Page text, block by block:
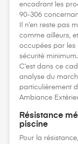
encadrant les
90-306
Il n’en reste pas
comme ailleurs,
occupées par les
sécurité minimum.
C’est dans ce
analyse du
particulièrement
Ambiance
Résistance
piscine
Pour la